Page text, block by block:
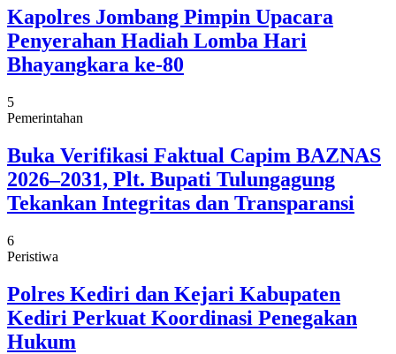
Kapolres Jombang Pimpin Upacara
Penyerahan Hadiah Lomba Hari
Bhayangkara ke-80
5
Pemerintahan
Buka Verifikasi Faktual Capim BAZNAS
2026–2031, Plt. Bupati Tulungagung
Tekankan Integritas dan Transparansi
6
Peristiwa
Polres Kediri dan Kejari Kabupaten
Kediri Perkuat Koordinasi Penegakan
Hukum